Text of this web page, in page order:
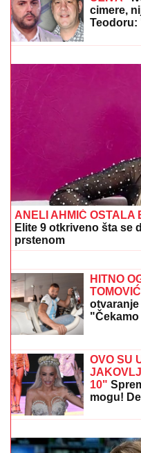
ŠTA SMETE DA
Pravila koja bi svaki
na put
"MAJA
UŽIVA"
Teodoru:
ŽENOM
pobegao